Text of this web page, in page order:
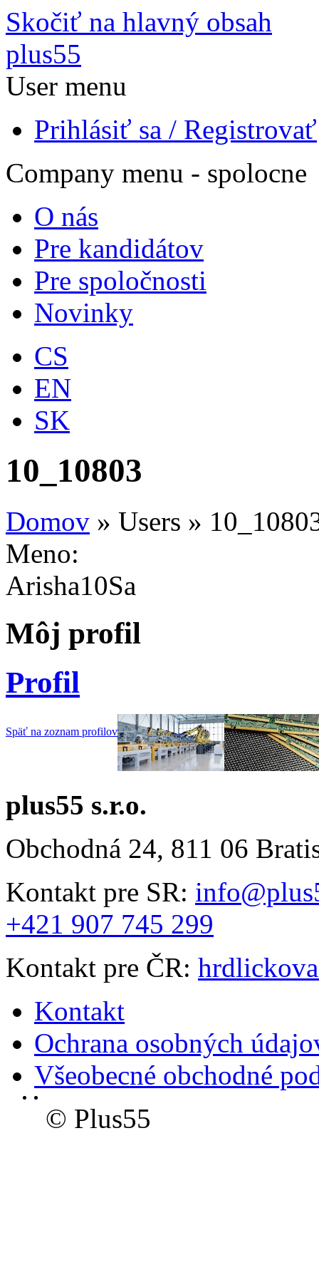
Skočiť na hlavný obsah
plus55
User menu
Prihlásiť sa / Registrovať
Company menu - spolocne
O nás
Pre kandidátov
Pre spoločnosti
Novinky
CS
EN
SK
10_10803
Domov » Users »
Meno:
Arisha10Sa
Môj profil
Profil
Späť na zoznam profilov
plus55 s.r.o.
Obchodná 24, 811 06
Kontakt pre SR:
+421 907 745 299
Kontakt pre ČR:
Kontakt
Ochrana osobných
Všeobecné obchodné
© Plus55